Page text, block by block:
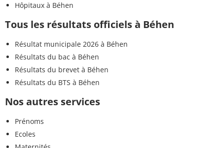
Hôpitaux à Béhen
Tous les résultats officiels à Béhen
Résultat municipale 2026 à Béhen
Résultats du bac à Béhen
Résultats du brevet à Béhen
Résultats du BTS à Béhen
Nos autres services
Prénoms
Ecoles